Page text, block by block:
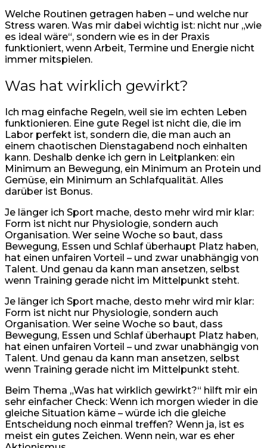
Welche Routinen getragen haben – und welche nur
Stress waren. Was mir dabei wichtig ist: nicht nur „wie
es ideal wäre“, sondern wie es in der Praxis
funktioniert, wenn Arbeit, Termine und Energie nicht
immer mitspielen.
Was hat wirklich gewirkt?
Ich mag einfache Regeln, weil sie im echten Leben
funktionieren. Eine gute Regel ist nicht die, die im
Labor perfekt ist, sondern die, die man auch an
einem chaotischen Dienstagabend noch einhalten
kann. Deshalb denke ich gern in Leitplanken: ein
Minimum an Bewegung, ein Minimum an Protein und
Gemüse, ein Minimum an Schlafqualität. Alles
darüber ist Bonus.
Je länger ich Sport mache, desto mehr wird mir klar:
Form ist nicht nur Physiologie, sondern auch
Organisation. Wer seine Woche so baut, dass
Bewegung, Essen und Schlaf überhaupt Platz haben,
hat einen unfairen Vorteil – und zwar unabhängig von
Talent. Und genau da kann man ansetzen, selbst
wenn Training gerade nicht im Mittelpunkt steht.
Je länger ich Sport mache, desto mehr wird mir klar:
Form ist nicht nur Physiologie, sondern auch
Organisation. Wer seine Woche so baut, dass
Bewegung, Essen und Schlaf überhaupt Platz haben,
hat einen unfairen Vorteil – und zwar unabhängig von
Talent. Und genau da kann man ansetzen, selbst
wenn Training gerade nicht im Mittelpunkt steht.
Beim Thema „Was hat wirklich gewirkt?“ hilft mir ein
sehr einfacher Check: Wenn ich morgen wieder in die
gleiche Situation käme – würde ich die gleiche
Entscheidung noch einmal treffen? Wenn ja, ist es
meist ein gutes Zeichen. Wenn nein, war es eher